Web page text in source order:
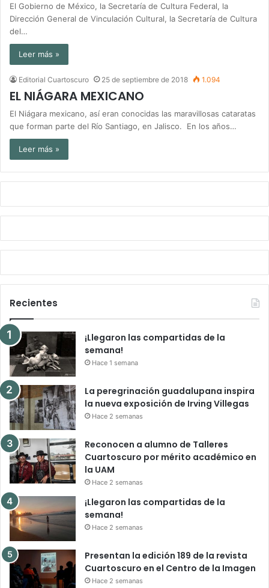
El Gobierno de México, la Secretaría de Cultura Federal, la
Dirección General de Vinculación Cultural, la Secretaría de Cultura
del…
Leer más »
Editorial Cuartoscuro 25 de septiembre de 2018 1.094
EL NIÁGARA MEXICANO
El Niágara mexicano, así eran conocidas las maravillosas cataratas
que forman parte del Río Santiago, en Jalisco. En los años…
Leer más »
Recientes
¡Llegaron las compartidas de la
semana!
Hace 1 semana
La peregrinación guadalupana inspira
la nueva exposición de Irving Villegas
Hace 2 semanas
Reconocen a alumno de Talleres
Cuartoscuro por mérito académico en
la UAM
Hace 2 semanas
¡Llegaron las compartidas de la
semana!
Hace 2 semanas
Presentan la edición 189 de la revista
Cuartoscuro en el Centro de la Imagen
Hace 2 semanas